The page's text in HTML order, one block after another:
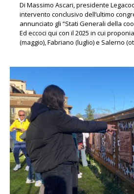
Di Massimo Ascari, presidente
intervento conclusivo dell’ultimo
annunciato gli “Stati Generali della
Ed eccoci qui con il 2025 in cui
(maggio), Fabriano (luglio) e Salerno